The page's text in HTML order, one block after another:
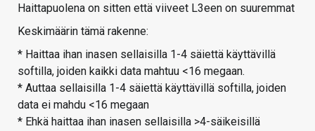
Haittapuolena on sitten että viiveet L3een on suuremmat
Keskimäärin tämä rakenne:
* Haittaa ihan inasen sellaisilla 1-4 säiettä käyttävillä
softilla, joiden kaikki data mahtuu <16 megaan.
* Auttaa sellaisilla 1-4 säiettä käyttävillä softilla, joiden
data ei mahdu <16 megaan
* Ehkä haittaa ihan inasen sellaisilla >4-säikeisillä